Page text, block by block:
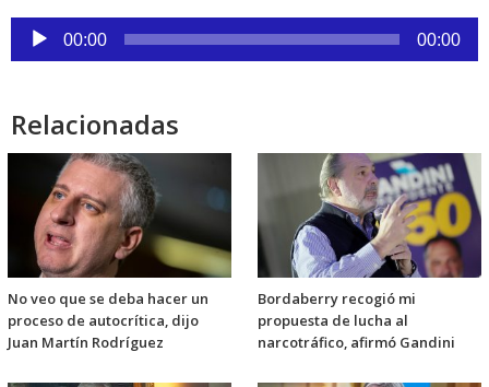
Reproductor
de
00:00 00:00
Relacionadas
No veo que se deba hacer un
proceso de autocrítica, dijo
Juan Martín Rodríguez
Bordaberry recogió mi
propuesta de lucha al
narcotráfico, afirmó Gandini